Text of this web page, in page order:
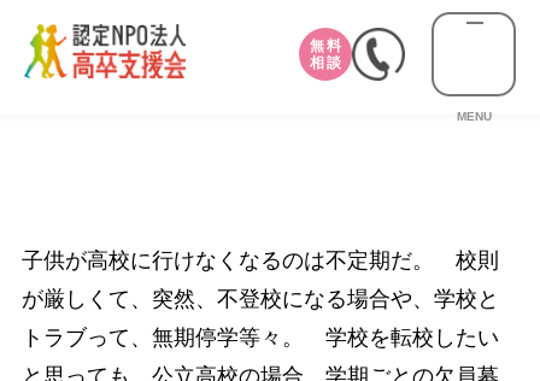
無料
相談
MENU
子供が高校に行けなくなるのは不定期だ。 校則
が厳しくて、突然、不登校になる場合や、学校と
トラブって、無期停学等々。 学校を転校したい
と思っても、公立高校の場合、学期ごとの欠員募